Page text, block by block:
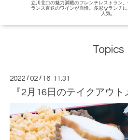
立川北口の魅力満載のフレンチレストラン
ランス直送のワインが自慢。多彩なランチ
人気。
Topics
2022 /02 / 16 11:31
『2月16日のテイクアウト